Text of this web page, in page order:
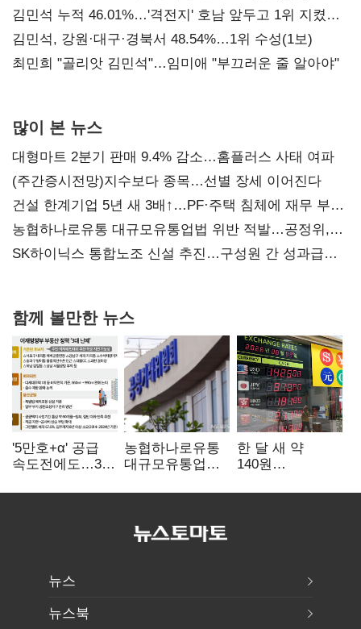
김민석 누적 46.01%…'격전지' 호남 앞두고 1위 지켰다
(2보)
김민석, 강원·대구·경북서 48.54%…1위 수성(1보)
최민희 "골리앗 김민석"…임미애 "부끄러운 줄 알아야"
많이 본 뉴스
대형마트 2분기 판매 9.4% 감소…홈플러스 사태 여파
(주간증시전망)지수보다 종목…선별 장세 이어진다
건설 한계기업 5년 새 3배↑…PF·주택 침체에 재무 부담
확대
농협하나로유통 대규모유통업법 위반 적발…공정위,
과징금 4억6200만원 부과
SK하이닉스 통합노조 신설 추진…구성원 간 성과급
함께 볼만한 뉴스
'5만호+α' 공급
속도전에도…3대
농협하나로유통
대규모유통업법
공정위, 과징금
부과
한 달 새 약
140원
엔저'에 원화
뉴스
뉴스북